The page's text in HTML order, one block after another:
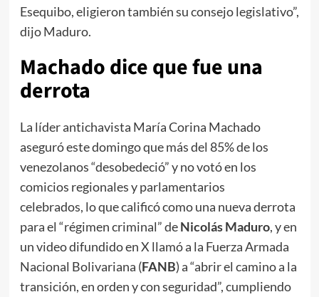
Esequibo, eligieron también su consejo legislativo”,
dijo Maduro.
Machado dice que fue una
derrota
La líder antichavista María Corina Machado
aseguró este domingo que más del 85% de los
venezolanos “desobedeció” y no votó en los
comicios regionales y parlamentarios
celebrados, lo que calificó como una nueva derrota
para el “régimen criminal” deNicolás Maduro, y en
un video difundido en X llamó a la Fuerza Armada
Nacional Bolivariana (FANB) a “abrir el camino a la
transición, en orden y con seguridad”, cumpliendo